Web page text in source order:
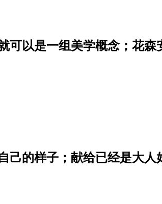
可以是一组美学概念；花森
己的样子；献给已经是大人